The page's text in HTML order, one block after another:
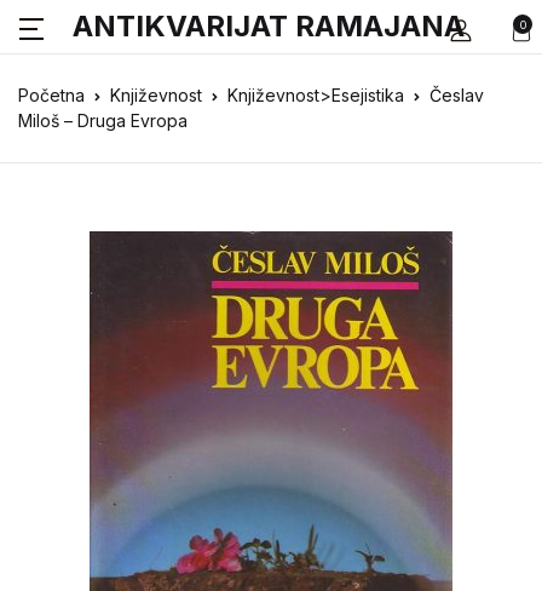
0
ANTIKVARIJAT RAMAJANA
Početna Književnost Književnost>Esejistika
Česlav
Miloš – Druga Evropa